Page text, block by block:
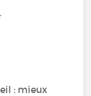
: mieux